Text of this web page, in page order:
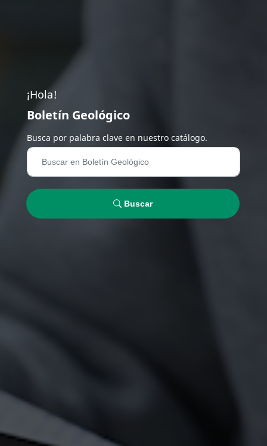
¡Hola!
Boletín Geológico
Busca por palabra clave en nuestro catálogo.
Buscar